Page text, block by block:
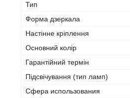
Тип
Форма дзеркала
Настінне кріплення
Основний колір
Гарантійний термін
Підсвічування (тип ламп)
Сфера использования